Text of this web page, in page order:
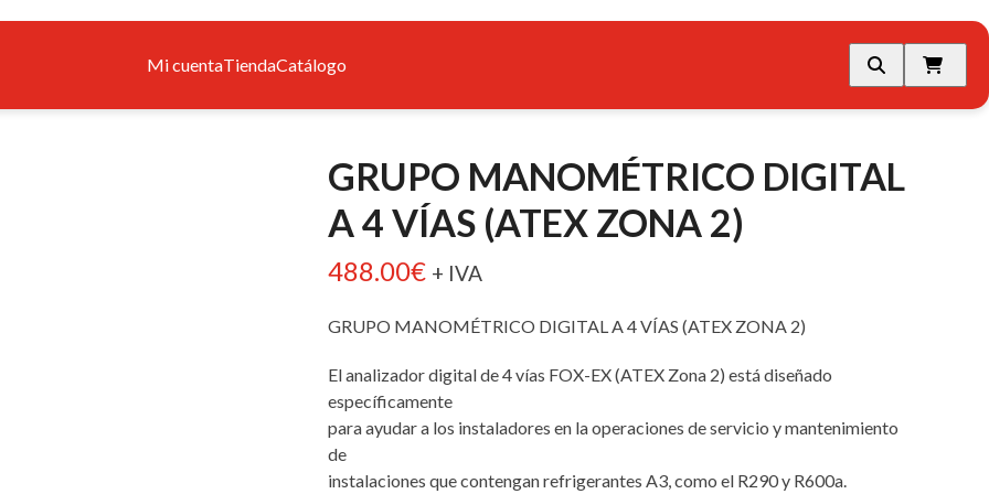
Mi cuentaTiendaCatálogo
GRUPO MANOMÉTRICO DIGITAL
A 4 VÍAS (ATEX ZONA 2)
488.00€ + IVA
GRUPO MANOMÉTRICO DIGITAL A 4 VÍAS (ATEX ZONA 2)
El analizador digital de 4 vías FOX-EX (ATEX Zona 2) está diseñado
específicamente
para ayudar a los instaladores en la operaciones de servicio y mantenimiento
de
instalaciones que contengan refrigerantes A3, como el R290 y R600a.